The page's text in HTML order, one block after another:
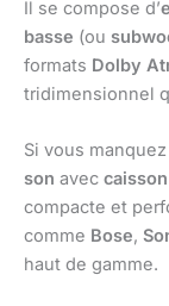
Il se compose d’
basse (ou
formats Dolby
tridimensionnel
Si vous
son avec
compacte et
comme Bose,
haut de gamme.